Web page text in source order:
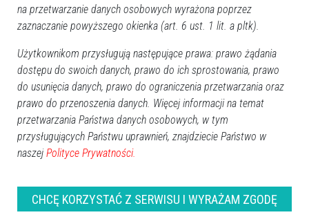
20-letni przestępca
zatrzymany w Myszyńcu
W wypadku zginął 29-latek.
Sąd Najwyższy: "Kasacja jest
zasadna". Sprawa wraca do
Ostrołęki
Sąd poszukiwał nastolatka.
Zatrzymano go w gminie
Motocyklista wjechał w
prywatne auto policjanta. Był
na przetwarzanie danych osobowych wyrażona poprzez
zaznaczanie powyższego okienka (art. 6 ust. 1 lit. a pltk).
Użytkownikom przysługują następujące prawa: prawo żądania
dostępu do swoich danych, prawo do ich sprostowania, prawo
do usunięcia danych, prawo do ograniczenia przetwarzania oraz
prawo do przenoszenia danych. Więcej informacji na temat
przetwarzania Państwa danych osobowych, w tym
przysługujących Państwu uprawnień, znajdziecie Państwo w
naszej Polityce Prywatności.
CHCĘ KORZYSTAĆ Z SERWISU I WYRAŻAM ZGODĘ